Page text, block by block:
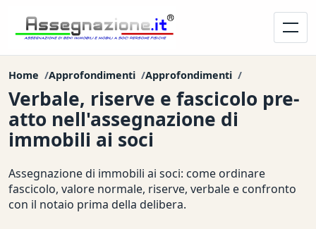
Home Approfondimenti Approfondimenti
Verbale, riserve e fascicolo pre-
atto nell'assegnazione di
immobili ai soci
Assegnazione di immobili ai soci: come ordinare
fascicolo, valore normale, riserve, verbale e confronto
con il notaio prima della delibera.